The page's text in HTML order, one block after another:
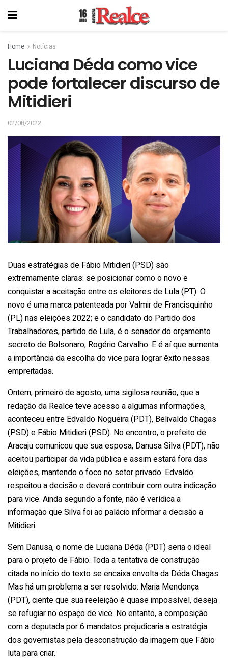
Home Notícias
Luciana Déda como vice
pode fortalecer discurso de
Mitidieri
02/08/2022
Duas estratégias de Fábio Mitidieri (PSD) são
extremamente claras: se posicionar como o novo e
conquistar a aceitação entre os eleitores de Lula (PT). O
novo é uma marca patenteada por Valmir de Francisquinho
(PL) nas eleições 2022; e o candidato do Partido dos
Trabalhadores, partido de Lula, é o senador do orçamento
secreto de Bolsonaro, Rogério Carvalho. E é aí que aumenta
a importância da escolha do vice para lograr êxito nessas
empreitadas.
Ontem, primeiro de agosto, uma sigilosa reunião, que a
redação da Realce teve acesso a algumas informações,
aconteceu entre Edvaldo Nogueira (PDT), Belivaldo Chagas
(PSD) e Fábio Mitidieri (PSD). No encontro, o prefeito de
Aracaju comunicou que sua esposa, Danusa Silva (PDT), não
aceitou participar da vida pública e assim estará fora das
eleições, mantendo o foco no setor privado. Edvaldo
respeitou a decisão e deverá contribuir com outra indicação
para vice. Ainda segundo a fonte, não é verídica a
informação que Silva foi ao palácio informar a decisão a
Mitidieri.
Sem Danusa, o nome de Luciana Déda (PDT) seria o ideal
para o projeto de Fábio. Toda a tentativa de construção
citada no início do texto se encaixa envolta da Déda Chagas.
Mas há um problema a ser resolvido: Maria Mendonça
(PDT), ciente que sua reeleição é quase impossível, deseja
se refugiar no espaço de vice. No entanto, a composição
com a deputada por 6 mandatos prejudicaria a estratégia
dos governistas pela desconstrução da imagem que Fábio
luta para criar.